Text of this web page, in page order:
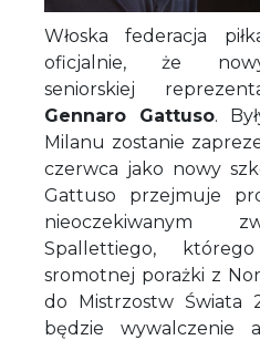
Włoska federacja
oficjalnie, że
seniorskiej
Gennaro Gattuso.
Milanu zostanie
czerwca jako nowy
Gattuso przejmuje
nieoczekiwanym
Spallettiego,
sromotnej porażki z
do Mistrzostw Świata
będzie wywalczenie